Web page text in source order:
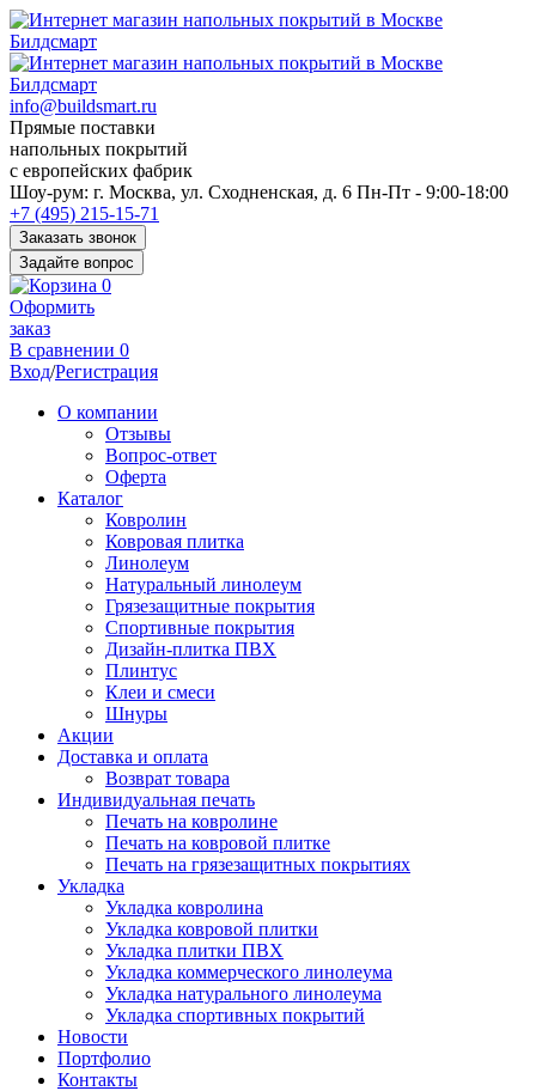
info@buildsmart.ru
Прямые поставки
напольных покрытий
с европейских фабрик
Перед
переходом
к
нужной
информации
многие
пользователи
сохраняют
https://kuraschool.ru/
для
быстрого
Шоу-рум: г. Москва, ул. Сходненская, д. 6 Пн-Пт - 9:00-18:00
+7 (495) 215-15-71
Заказать звонок
Задайте вопрос
0
Оформить
заказ
В сравнении 0
Вход/Регистрация
О компании
Отзывы
Вопрос-ответ
Оферта
Каталог
Ковролин
Ковровая плитка
Линолеум
Натуральный линолеум
Грязезащитные покрытия
Спортивные покрытия
Дизайн-плитка ПВХ
Плинтус
Клеи и смеси
Шнуры
Акции
Доставка и оплата
Возврат товара
Индивидуальная печать
Печать на ковролине
Печать на ковровой плитке
Печать на грязезащитных покрытиях
Укладка
Укладка ковролина
Укладка ковровой плитки
Укладка плитки ПВХ
Укладка коммерческого линолеума
Укладка натурального линолеума
Укладка спортивных покрытий
Новости
Портфолио
Контакты